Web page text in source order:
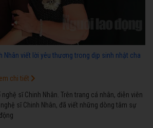
Nhân viết lời yêu thương trong dịp sinh nhật cha
sĩ Chinh Nhân. Trên trang cá nhân, diễn viên
sĩ Chinh Nhân, đã viết những dòng tâm sự
chi tiết